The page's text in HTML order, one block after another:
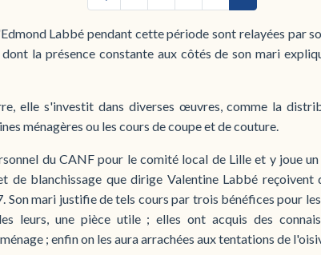
Labbé pendant cette période sont relayées par
la présence constante aux côtés de son mari
elle s'investit dans diverses œuvres, comme la
ménagères ou les cours de coupe et de couture.
du CANF pour le comité local de Lille et y joue
de blanchissage que dirige Valentine Labbé
Son mari justifie de tels cours par trois bénéfices pour
leurs, une pièce utile ; elles ont acquis des
; enfin on les aura arrachées aux tentations de